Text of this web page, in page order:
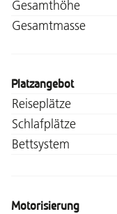
Gesamthöhe
Gesamtmasse
Platzangebot
Reiseplätze
Schlafplätze
Bettsystem
Motorisierung